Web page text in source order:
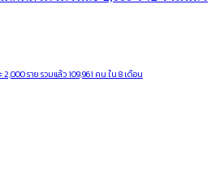
ราย รวมแล้ว 109,961 คน ใน 8 เดือน